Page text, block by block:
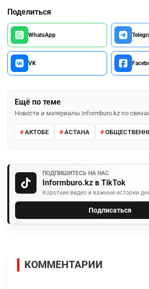
Поделиться
WhatsApp
VK
Ещё по теме
Новости и материалы Informburo.kz по
АКТОБЕ АСТАНА
ПОДПИШИТЕСЬ НА НАС
Informburo.kz в TikTok
Короткие видео и важные истории
Подписаться
КОММЕНТАРИИ